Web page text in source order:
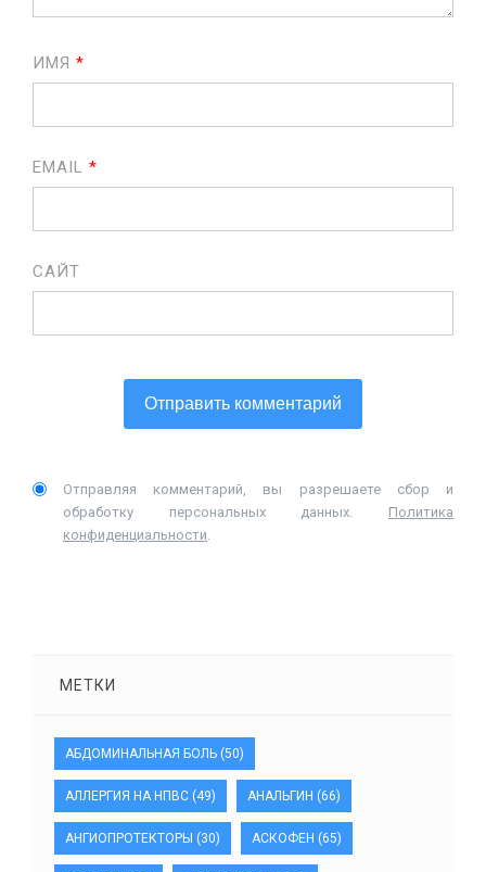
ИМЯ *
EMAIL *
САЙТ
Отправляя комментарий, вы разрешаете сбор и
обработку персональных данных. Политика
конфиденциальности.
МЕТКИ
АБДОМИНАЛЬНАЯ БОЛЬ (50)
АЛЛЕРГИЯ НА НПВС (49) АНАЛЬГИН (66)
АНГИОПРОТЕКТОРЫ (30) АСКОФЕН (65)